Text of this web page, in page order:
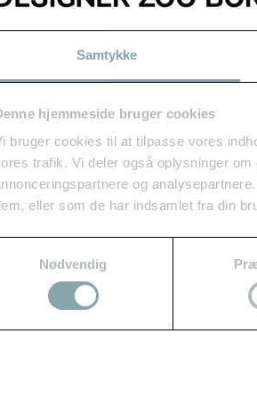
Samtykke
hjemmeside bruger cookies
bruger cookies til at tilpasse vores
trafik. Vi deler også oplysninger
og
eller som de har indsamlet fra din
Nødvendig
40 cm – Højde 40 cm
Bredde 50 cm – Højde 45 cm
egetræet i benene)
vi laver sofabordet fra bunden
os påtlf. 2424 7362eller mail
så kan vi lave det meste, prøv